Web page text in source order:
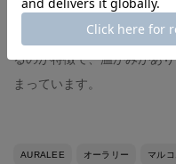
■jewelry
＜マルコム ベッツ＞のジュ
るのが特徴で、温かみがあ
まっています。
AURALEE オーラリー マル